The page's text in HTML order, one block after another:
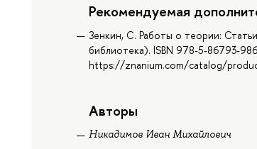
Рекомендуемая
Зенкин, С. Работы о теории:
библиотека). ISBN 978-5-86793-
https://znanium.com/catalog/
Авторы
Никадимов Иван Михайлович